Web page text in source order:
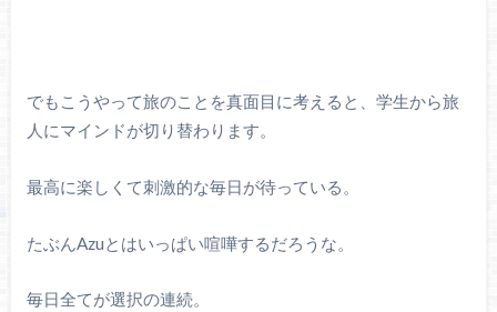
でもこうやって旅のことを真面目に考えると、学生から旅
人にマインドが切り替わります。
最高に楽しくて刺激的な毎日が待っている。
たぶんAzuとはいっぱい喧嘩するだろうな。
毎日全てが選択の連続。